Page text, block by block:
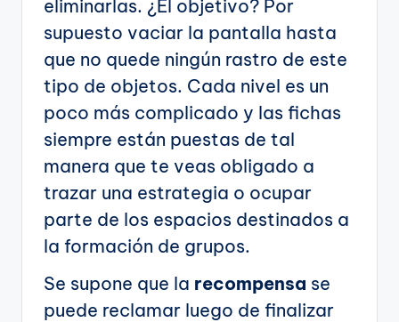
eliminarlas. ¿El objetivo? Por
supuesto vaciar la pantalla hasta
que no quede ningún rastro de este
tipo de objetos. Cada nivel es un
poco más complicado y las fichas
siempre están puestas de tal
manera que te veas obligado a
trazar una estrategia o ocupar
parte de los espacios destinados a
la formación de grupos.
Se supone que la recompensa se
puede reclamar luego de finalizar